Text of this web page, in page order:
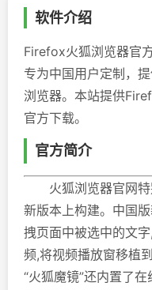
软件介绍
Firefox火狐浏览器官
专为中国用户定制，
浏览器。本站提供
官方下载。
官方简介
火狐浏览器官网特
新版本上构建。中国
拽页面中被选中的文
频,将视频播放窗移植
“火狐魔镜”还内置了